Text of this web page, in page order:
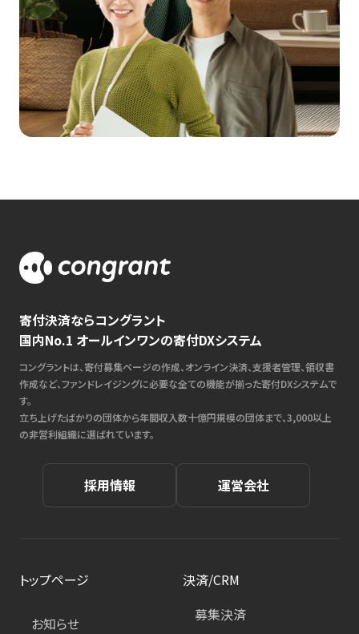
寄付決済ならコングラント
国内No.1 オールインワンの寄付DXシステム
コングラントは、寄付募集ページの作成、オンライン決済、支援者管理、領収書
作成など、ファンドレイジングに必要な全ての機能が揃った寄付DXシステムで
す。
立ち上げたばかりの団体から年間収入数十億円規模の団体まで、3,000以上
の非営利組織に選ばれています。
採用情報 運営会社
トップページ
お知らせ
決済/CRM
募集決済